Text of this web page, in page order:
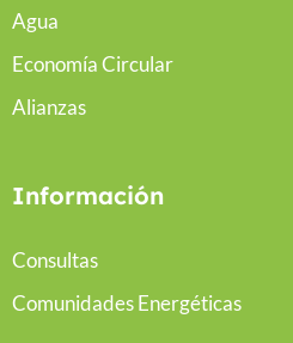
Agua
Economía Circular
Alianzas
Información
Consultas
Comunidades Energéticas